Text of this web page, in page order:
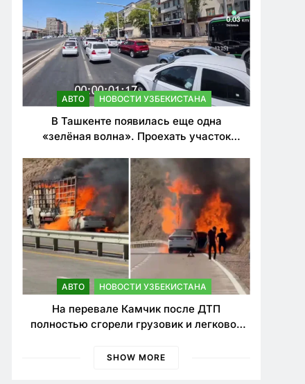
АВТО НОВОСТИ УЗБЕКИСТАНА
В Ташкенте появилась еще одна
«зелёная волна». Проехать участок
АВТО НОВОСТИ УЗБЕКИСТАНА
На перевале Камчик после ДТП
полностью сгорели грузовик и легковой
SHOW MORE